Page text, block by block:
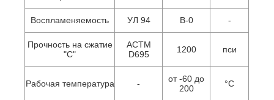
Воспламеняемость УЛ 94 В-0 -
Прочность на сжатие
"С"
АСТМ
D695
1200 пси
Рабочая температура -
от -60 до
200
°С